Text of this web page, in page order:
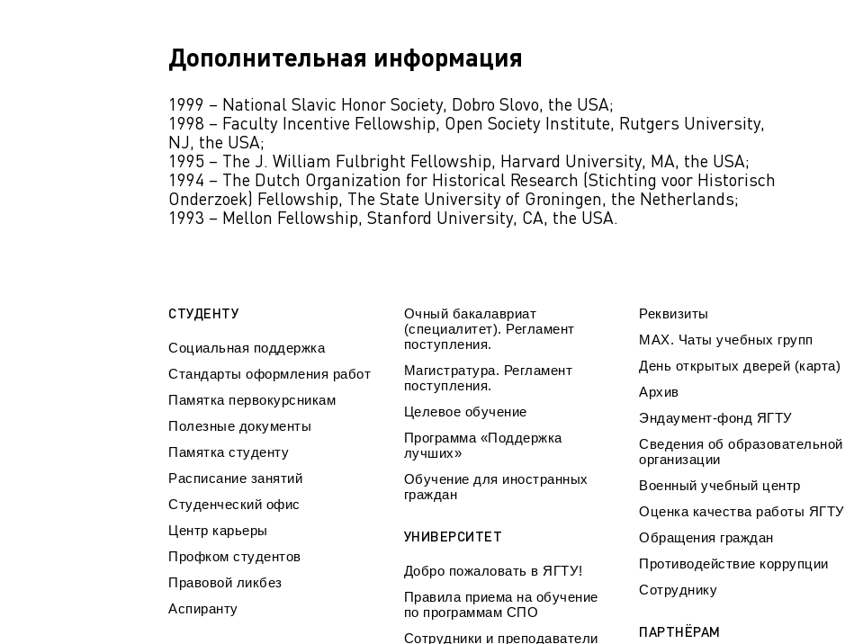
Дополнительная информация
1999 – National Slavic Honor Society, Dobro Slovo, the USA;
1998 – Faculty Incentive Fellowship, Open Society Institute, Rutgers University,
NJ, the USA;
1995 – The J. William Fulbright Fellowship, Harvard University, MA, the USA;
1994 – The Dutch Organization for Historical Research (Stichting voor Historisch
Onderzoek) Fellowship, The State University of Groningen, the Netherlands;
1993 – Mellon Fellowship, Stanford University, CA, the USA.
СТУДЕНТУ
Социальная поддержка
Стандарты оформления работ
Памятка первокурсникам
Полезные документы
Памятка студенту
Расписание занятий
Студенческий офис
Центр карьеры
Профком студентов
Правовой ликбез
Аспиранту
Очный бакалавриат
(специалитет). Регламент
поступления.
Магистратура. Регламент
поступления.
Целевое обучение
Программа «Поддержка
лучших»
Обучение для иностранных
граждан
УНИВЕРСИТЕТ
Добро пожаловать в ЯГТУ!
Правила приема на обучение
по программам СПО
Сотрудники и преподаватели
Реквизиты
МАХ. Чаты учебных групп
День открытых дверей (карта)
Архив
Эндаумент-фонд ЯГТУ
Сведения об образовательной
организации
Военный учебный центр
Оценка качества работы ЯГТУ
Обращения граждан
Противодействие коррупции
Сотруднику
ПАРТНЁРАМ